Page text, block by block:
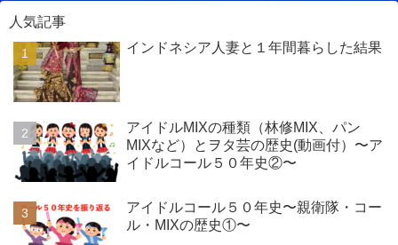
人気記事
インドネシア人妻と１年間暮らした結果
アイドルMIXの種類（林修MIX、パン
MIXなど）とヲタ芸の歴史(動画付）〜ア
イドルコール５０年史②〜
アイドルコール５０年史〜親衛隊・コー
ル・MIXの歴史①〜